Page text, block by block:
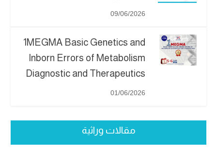
09/06/2026
1MEGMA Basic Genetics and
Inborn Errors of Metabolism
Diagnostic and Therapeutics
01/06/2026
مقالات وراثية